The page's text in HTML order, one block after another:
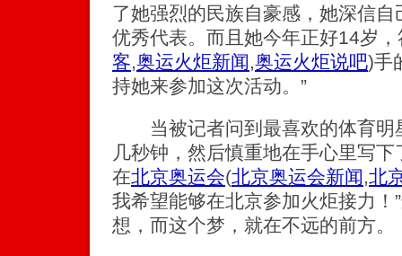
了她强烈的民族自豪感，她深信
优秀代表。而且她今年正好14岁，
客,奥运火炬新闻,奥运火炬说吧)手
持她来参加这次活动。”
当被记者问到最喜欢的体育明
几秒钟，然后慎重地在手心里写
在北京奥运会(北京奥运会新闻,北
我希望能够在北京参加火炬接力！
想，而这个梦，就在不远的前方。